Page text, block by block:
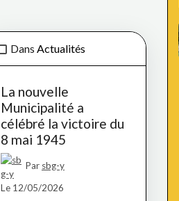
Dans Actualités
La nouvelle
Municipalité a
célébré la victoire du
8 mai 1945
Par sbg-y
Le 12/05/2026